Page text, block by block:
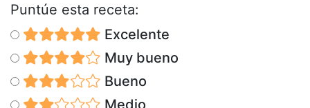
Puntúe esta receta:
Excelente
Muy bueno
Bueno
Medio